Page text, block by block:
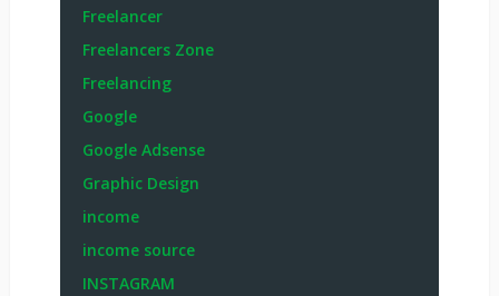
Freelancer
Freelancers Zone
Freelancing
Google
Google Adsense
Graphic Design
income
income source
INSTAGRAM